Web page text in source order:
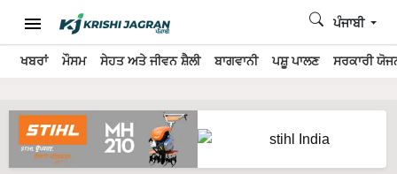
ਖਬਰਾਂ ਮੌਸਮ ਸੇਹਤ ਅਤੇ ਜੀਵਨ ਸ਼ੈਲੀ ਬਾਗਵਾਨੀ ਪਸ਼ੂ ਪਾਲਣ ਸਰਕਾਰੀ
ਪੰਜਾਬੀ